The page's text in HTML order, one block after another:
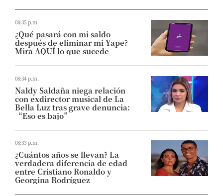
08:35 p.m.
¿Qué pasará con mi saldo
después de eliminar mi Yape?
Mira AQUÍ lo que sucede
08:34 p.m.
Naldy Saldaña niega relación
con exdirector musical de La
Bella Luz tras grave denuncia:
“Eso es bajo”
08:33 p.m.
¿Cuántos años se llevan? La
verdadera diferencia de edad
entre Cristiano Ronaldo y
Georgina Rodríguez